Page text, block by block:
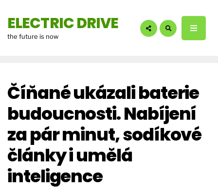
ELECTRIC DRIVE
the future is now
Číňané ukázali baterie
budoucnosti. Nabíjení
za pár minut, sodíkové
články i umělá
inteligence